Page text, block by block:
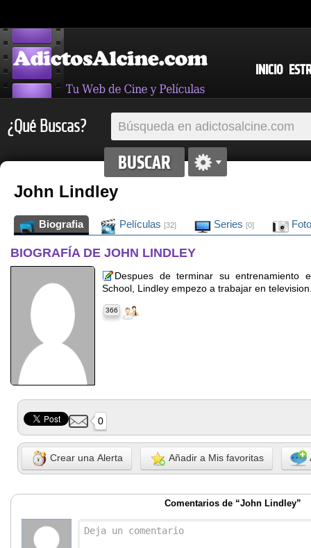
INICIO
¿Qué Buscas?
John Lindley
Biografia Películas [32] Series [0]
BIOGRAFÍA DE JOHN LINDLEY
Despues de terminar su entrenamiento
School, Lindley empezo a trabajar en
366
0
Crear una Alerta Añadir a Mis favoritas
Comentarios de “John Lindley”